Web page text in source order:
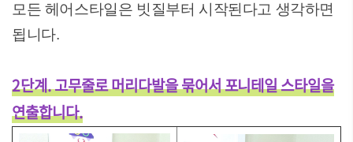
모든 헤어스타일은 빗질부터 시작된다고 생각하면
됩니다.
2단계. 고무줄로 머리다발을 묶어서 포니테일 스타일을
연출합니다.